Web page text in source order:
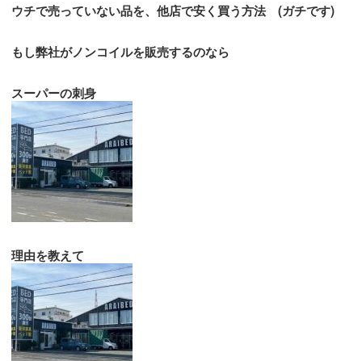
ウチで売っていない品を、他店で安く買う方法 (ガチです)
もし弊社がノンコイルを販売するのなら
スーパーの刺身
理由を教えて